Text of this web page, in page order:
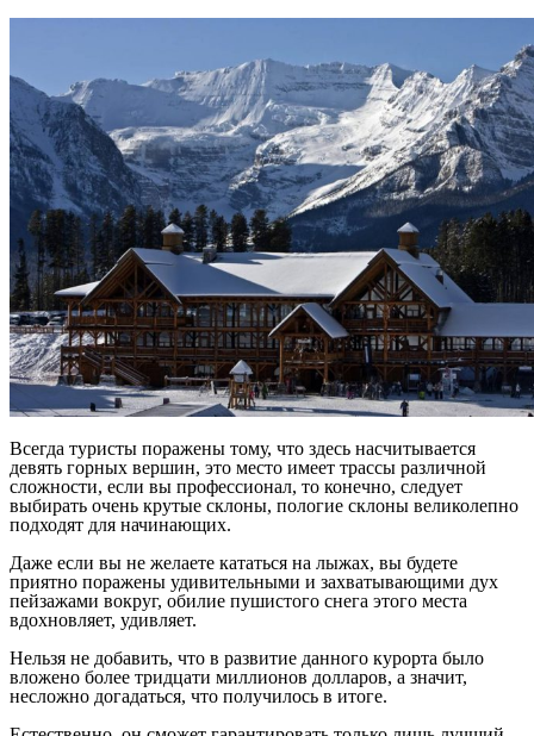
Всегда туристы поражены тому, что здесь насчитывается
девять горных вершин, это место имеет трассы различной
сложности, если вы профессионал, то конечно, следует
выбирать очень крутые склоны, пологие склоны великолепно
подходят для начинающих.
Даже если вы не желаете кататься на лыжах, вы будете
приятно поражены удивительными и захватывающими дух
пейзажами вокруг, обилие пушистого снега этого места
вдохновляет, удивляет.
Нельзя не добавить, что в развитие данного курорта было
вложено более тридцати миллионов долларов, а значит,
несложно догадаться, что получилось в итоге.